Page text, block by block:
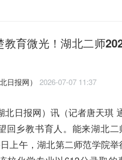
教育微光！湖北二师
日报网） 2026-07-07 11:37
北日报网）讯（记者唐天琪
回乡教书育人。能来湖北二
上午，湖北第二师范学院